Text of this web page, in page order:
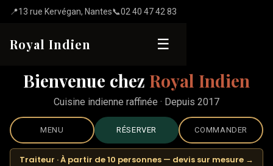
📍13 rue Kervégan, Nantes📞02 40 47 42 83
Royal Indien ☰
Bienvenue chez Royal Indien
Cuisine indienne raffinée · Depuis 2017
MENU RÉSERVER COMMANDER
Traiteur · À partir de 10 personnes — devis sur mesure →